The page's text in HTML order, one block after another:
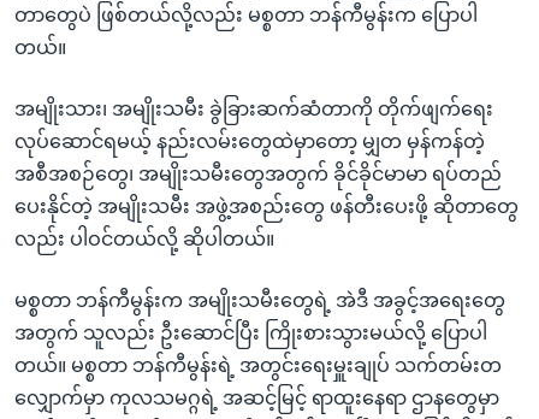
တာတွေပဲ ဖြစ်တယ်လို့လည်း မစ္စတာ ဘန်ကီမွန်းက ပြောပါ
တယ်။
အမျိုးသား၊ အမျိုးသမီး ခွဲခြားဆက်ဆံတာကို တိုက်ဖျက်ရေး
လုပ်ဆောင်ရမယ့် နည်းလမ်းတွေထဲမှာတော့ မျှတ မှန်ကန်တဲ့
အစီအစဉ်တွေ၊ အမျိုးသမီးတွေအတွက် ခိုင်ခိုင်မာမာ ရပ်တည်
ပေးနိုင်တဲ့ အမျိုးသမီး အဖွဲ့အစည်းတွေ ဖန်တီးပေးဖို့ ဆိုတာတွေ
လည်း ပါဝင်တယ်လို့ ဆိုပါတယ်။
မစ္စတာ ဘန်ကီမွန်းက အမျိုးသမီးတွေရဲ့ အဲဒီ အခွင့်အရေးတွေ
အတွက် သူလည်း ဦးဆောင်ပြီး ကြိုးစားသွားမယ်လို့ ပြောပါ
တယ်။ မစ္စတာ ဘန်ကီမွန်းရဲ့ အတွင်းရေးမှူးချုပ် သက်တမ်းတ
လျှောက်မှာ ကုလသမဂ္ဂရဲ့ အဆင့်မြင့် ရာထူးနေရာ ဌာနတွေမှာ